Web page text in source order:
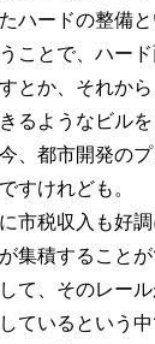
ハードの整備
ことで、ハー
とか、それか
るようなビル
、都市開発の
すけれども。
市税収入も好
集積すること
て、そのレー
ているという